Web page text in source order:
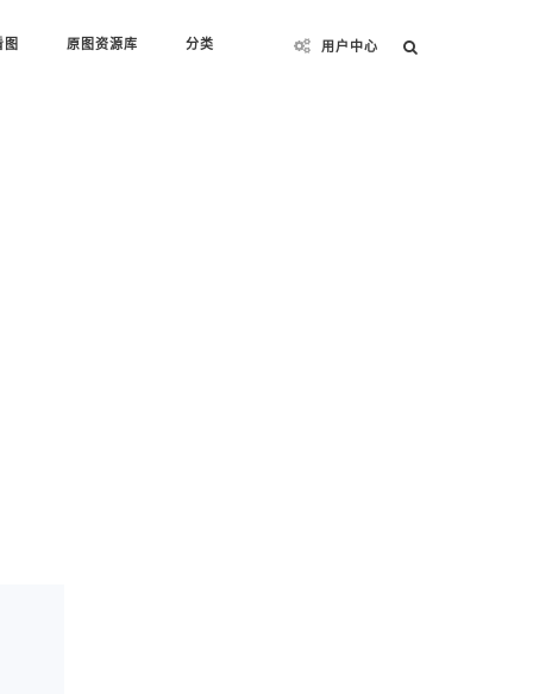
用户中心
图 原图资源库 分类